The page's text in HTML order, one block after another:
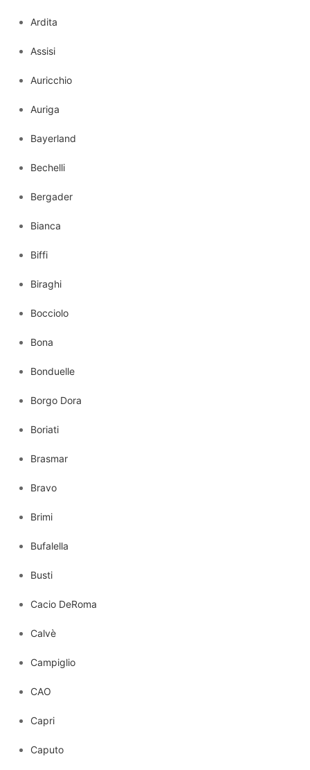
Ardita
Assisi
Auricchio
Auriga
Bayerland
Bechelli
Bergader
Bianca
Biffi
Biraghi
Bocciolo
Bona
Bonduelle
Borgo Dora
Boriati
Brasmar
Bravo
Brimi
Bufalella
Busti
Cacio DeRoma
Calvè
Campiglio
CAO
Capri
Caputo